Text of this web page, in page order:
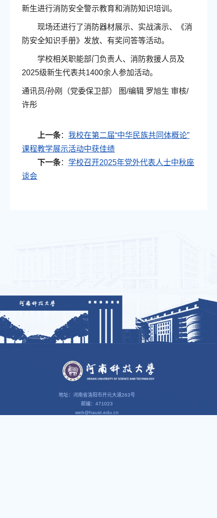
新生进行消防安全警示教育和消防知识培训。
现场还进行了消防器材展示、实战演示、《消
防安全知识手册》发放、有奖问答等活动。
学校相关职能部门负责人、消防救援人员及
2025级新生代表共1400余人参加活动。
通讯员/孙刚（党委保卫部） 图/编辑 罗旭生 审核/
许彤
上一条： 我校在第二届“中华民族共同体概论”
课程教学展示活动中获佳绩
下一条： 学校召开2025年党外代表人士中秋座
谈会
地址：河南省洛阳市开元大道263号
邮编：471023
web@haust.edu.cn